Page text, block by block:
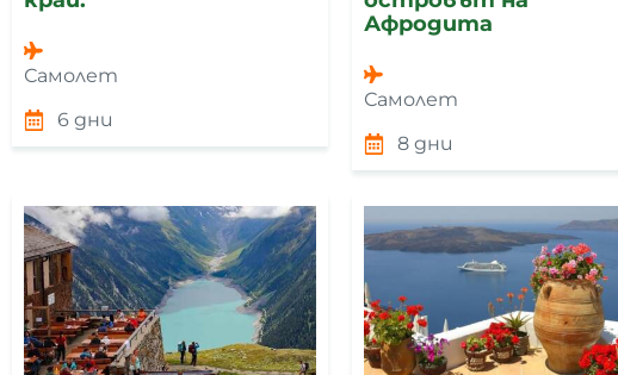
Самолет
6 дни
Афродита
Самолет
8 дни